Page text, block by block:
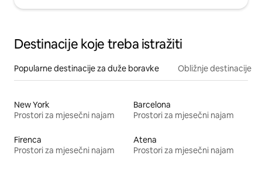
Destinacije koje treba istražiti
Popularne destinacije za duže boravke Obližnje destinacije
New York
Prostori za mjesečni najam
Barcelona
Prostori za mjesečni najam
Firenca
Prostori za mjesečni najam
Atena
Prostori za mjesečni najam